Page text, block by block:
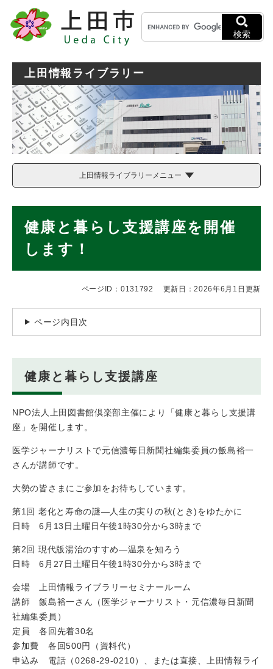
メニューを飛ばして本文へ
キ
ー
ワ
ド
検索
上田情報ライブラリー
上田情報ライブラリーメニュー
健康と暮らし支援講座を開催
します！
ページID：0131792 更新日：2026年6月1日更新
ページ内目次
健康と暮らし支援講座
NPO法人上田図書館倶楽部主催により「健康と暮らし支援講
座」を開催します。
医学ジャーナリストで元信濃毎日新聞社編集委員の飯島裕一
さんが講師です。
大勢の皆さまにご参加をお待ちしています。
第1回 老化と寿命の謎―人生の実りの秋(とき)をゆたかに
日時 6月13日土曜日午後1時30分から3時まで
第2回 現代版湯治のすすめ―温泉を知ろう
日時 6月27日土曜日午後1時30分から3時まで
会場 上田情報ライブラリーセミナールーム
講師 飯島裕一さん（医学ジャーナリスト・元信濃毎日新聞
社編集委員）
定員 各回先着30名
参加費 各回500円（資料代）
申込み 電話（0268-29-0210）、または直接、上田情報ライ